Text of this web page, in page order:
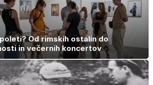
Od rimskih ostalin do
in večernih koncertov